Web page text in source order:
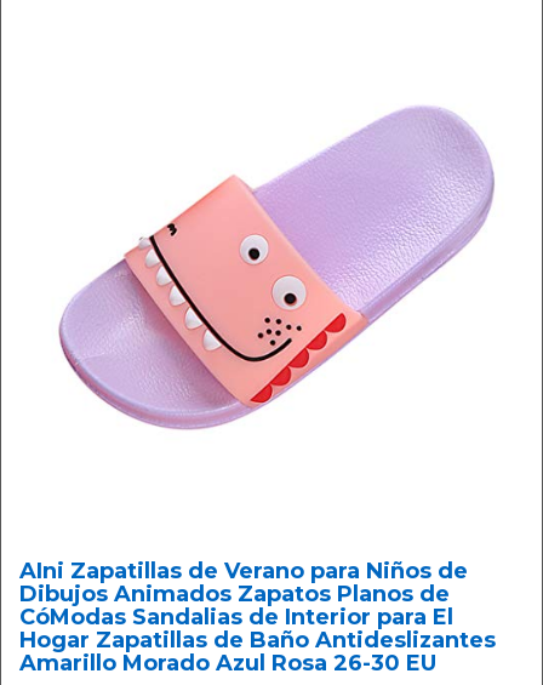
AIni Zapatillas de Verano para Niños de
Dibujos Animados Zapatos Planos de
CóModas Sandalias de Interior para El
Hogar Zapatillas de Baño Antideslizantes
Amarillo Morado Azul Rosa 26-30 EU